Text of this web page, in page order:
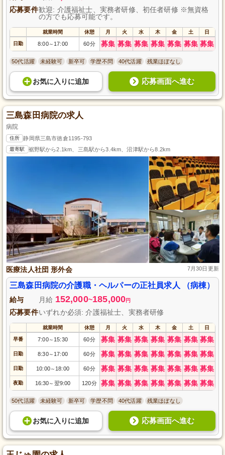
応募要件歓迎: 介護福祉士、実務者研修、初任者研修 ※無資格
の方でも応募可能です。
就業時間 休憩 月 火 水 木 金 土 日
日勤 8:00～ 17:00 60分 募集 募集 募集 募集 募集 募集 募集
50代活躍 未経験可 新卒可 学歴不問 40代活躍 残業ほぼなし
お気に入り に追加 応募画面へ進む
三島森田病院の求人
病院
住所 静岡県三島市徳倉1195-793
最寄駅 裾野駅から2.1km、三島駅から3.4km、沼津駅から8.2km
医療法人社団 形外会 7月30日更新
三島森田病院の介護職・ヘルパーの正社員求人 （病棟）
給与 月給 152,000~185,000円
応募要件いずれか必須: 介護福祉士、実務者研修
就業時間 休憩 月 火 水 木 金 土 日
早番 7:00～ 15:30 60分 募集 募集 募集 募集 募集 募集 募集
日勤 8:30～ 17:00 60分 募集 募集 募集 募集 募集 募集 募集
日勤 10:00～ 18:00 60分 募集 募集 募集 募集 募集 募集 募集
夜勤 16:30～ 翌9:00 120分 募集 募集 募集 募集 募集 募集 募集
50代活躍 未経験可 新卒可 学歴不問 40代活躍 残業ほぼなし
お気に入り に追加 応募画面へ進む